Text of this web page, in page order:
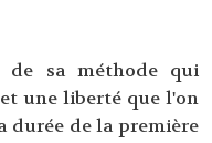
sa méthode qui
une liberté que l'on
durée de la première